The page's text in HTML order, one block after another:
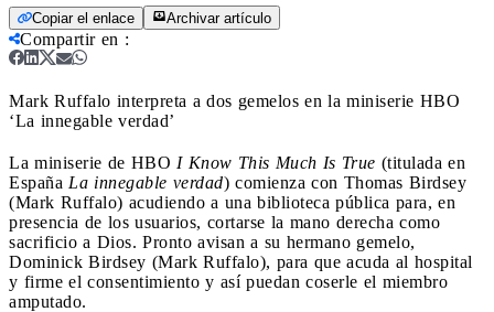
Copiar el enlace Archivar artículo
Compartir en :
Mark Ruffalo interpreta a dos gemelos en la miniserie HBO
‘La innegable verdad’
La miniserie de HBO I Know This Much Is True (titulada en
España La innegable verdad) comienza con Thomas Birdsey
(Mark Ruffalo) acudiendo a una biblioteca pública para, en
presencia de los usuarios, cortarse la mano derecha como
sacrificio a Dios. Pronto avisan a su hermano gemelo,
Dominick Birdsey (Mark Ruffalo), para que acuda al hospital
y firme el consentimiento y así puedan coserle el miembro
amputado.